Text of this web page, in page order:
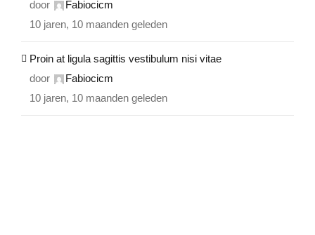
door
Fabiocicm
10 jaren, 10 maanden geleden
Proin at ligula sagittis vestibulum nisi vitae
door
Fabiocicm
10 jaren, 10 maanden geleden